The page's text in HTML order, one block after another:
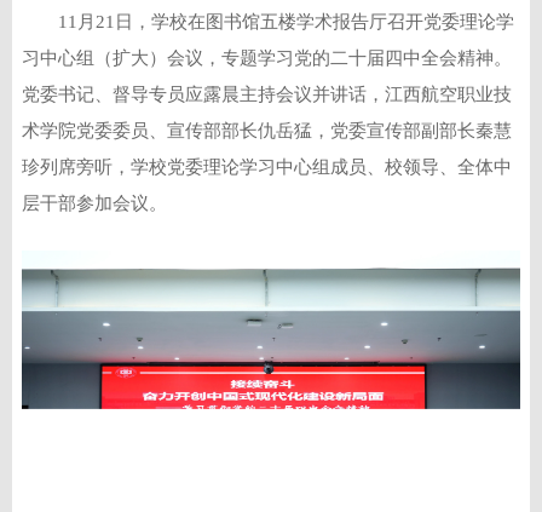
11月21日，学校在图书馆五楼学术报告厅召开党委理论学
习中心组（扩大）会议，专题学习党的二十届四中全会精神。
党委书记、督导专员应露晨主持会议并讲话，江西航空职业技
术学院党委委员、宣传部部长仇岳猛，党委宣传部副部长秦慧
珍列席旁听，学校党委理论学习中心组成员、校领导、全体中
层干部参加会议。